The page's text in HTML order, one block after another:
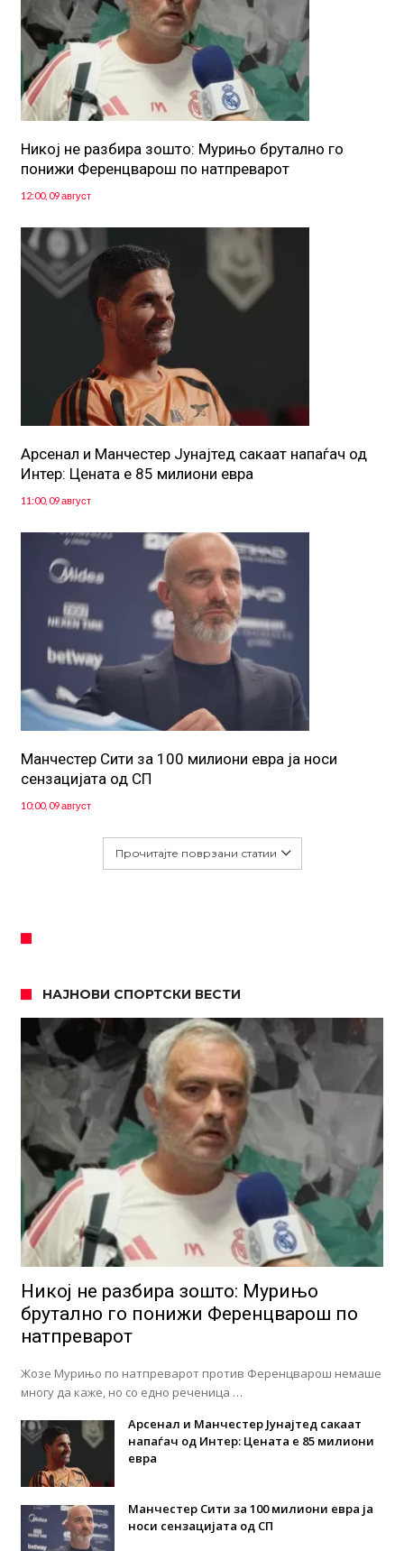
Никој не разбира зошто: Мурињо брутално го
понижи Ференцварош по натпреварот
12:00, 09 август
Арсенал и Манчестер Јунајтед сакаат напаѓач од
Интер: Цената е 85 милиони евра
11:00, 09 август
Манчестер Сити за 100 милиони евра ја носи
сензацијата од СП
10:00, 09 август
Прочитајте поврзани статии
НАЈНОВИ СПОРТСКИ ВЕСТИ
Никој не разбира зошто: Мурињо
брутално го понижи Ференцварош по
натпреварот
Жозе Мурињо по натпреварот против Ференцварош немаше
многу да каже, но со едно реченица …
Арсенал и Манчестер Јунајтед сакаат
напаѓач од Интер: Цената е 85 милиони
евра
Манчестер Сити за 100 милиони евра ја
носи сензацијата од СП